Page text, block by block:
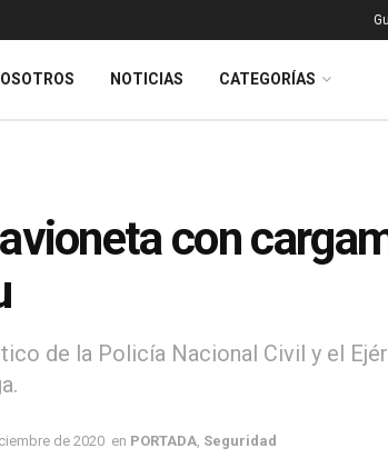
NOTICIAS CATEGORÍAS
con
de la Policía Nacional Civil y el
de 2020 en PORTADA Seguridad